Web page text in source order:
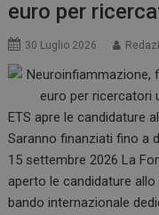
euro per
30 Luglio 2026
ETS apre le candidature
Saranno finanziati fino a
15 settembre 2026 La
aperto le candidature
bando internazionale
_ga_Z2VT792F98
tracking-sites-
ironfish-
enable